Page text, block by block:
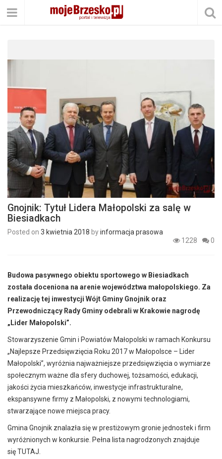
Gnojnik: Tytuł Lidera Małopolski za salę w
Biesiadkach
Posted on 3 kwietnia 2018 byinformacja prasowa
1228
0
Budowa pasywnego obiektu sportowego w Biesiadkach
została doceniona na arenie województwa małopolskiego. Za
realizację tej inwestycji Wójt Gminy Gnojnik oraz
Przewodniczący Rady Gminy odebrali w Krakowie nagrodę
„Lider Małopolski”.
Stowarzyszenie Gmin i Powiatów Małopolski w ramach Konkursu
„Najlepsze Przedsięwzięcia Roku 2017 w Małopolsce – Lider
Małopolski”, wyróżnia najważniejsze przedsięwzięcia o wymiarze
społecznym ważne dla sfery duchowej, tożsamości, edukacji,
jakości życia mieszkańców, inwestycje infrastrukturalne,
ekspansywne firmy z Małopolski, z nowymi technologiami,
stwarzające nowe miejsca pracy.
Gmina Gnojnik znalazła się w prestiżowym gronie jednostek i firm
wyróżnionych w konkursie. Pełna lista nagrodzonych znajduje
sięTUTAJ